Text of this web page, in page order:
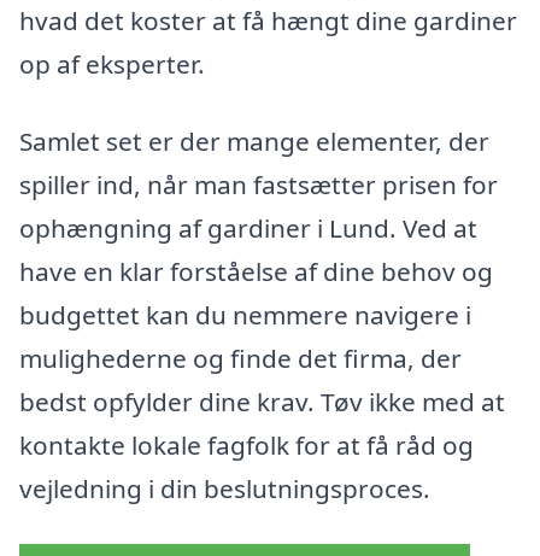
hvad det koster at få hængt dine gardiner
op af eksperter.
Samlet set er der mange elementer, der
spiller ind, når man fastsætter prisen for
ophængning af gardiner i Lund. Ved at
have en klar forståelse af dine behov og
budgettet kan du nemmere navigere i
mulighederne og finde det firma, der
bedst opfylder dine krav. Tøv ikke med at
kontakte lokale fagfolk for at få råd og
vejledning i din beslutningsproces.